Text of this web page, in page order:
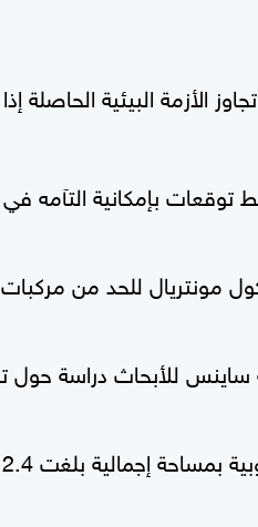
الأزمة البيئية الحاصلة
توقعات بإمكانية
سنة من صدور بروتوكول مونتريال للحد من
ساينس للأبحاث دراسة حول